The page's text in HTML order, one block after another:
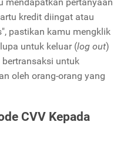
kredit diingat atau
pastikan kamu mengklik
untuk keluar (log out)
untuk
oleh orang-orang yang
CVV Kepada